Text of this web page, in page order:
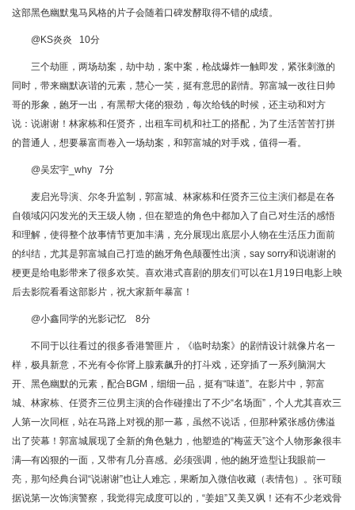
这部黑色幽默鬼马风格的片子会随着口碑发酵取得不错的成绩。
@KS炎炎 10分
三个劫匪，两场劫案，劫中劫，案中案，枪战爆炸一触即发，紧张刺激的
同时，带来幽默诙谐的元素，慧心一笑，挺有意思的剧情。郭富城一改往日帅
哥的形象，龅牙一出，有黑帮大佬的狠劲，每次给钱的时候，还主动和对方
说：说谢谢！林家栋和任贤齐，出租车司机和社工的搭配，为了生活苦苦打拼
的普通人，想要暴富而卷入一场劫案，和郭富城的对手戏，值得一看。
@吴宏宇_why 7分
麦启光导演、尔冬升监制，郭富城、林家栋和任贤齐三位主演们都是在各
自领域闪闪发光的天王级人物，但在塑造的角色中都加入了自己对生活的感悟
和理解，使得整个故事情节更加丰满，充分展现出底层小人物在生活压力面前
的纠结，尤其是郭富城自己打造的龅牙角色颠覆性出演，say sorry和说谢谢的
梗更是给电影带来了很多欢笑。喜欢港式喜剧的朋友们可以在1月19日电影上映
后去影院看看这部影片，祝大家新年暴富！
@小鑫同学的光影记忆 8分
不同于以往看过的很多香港警匪片，《临时劫案》的剧情设计就像片名一
样，极具新意，不光有令你肾上腺素飙升的打斗戏，还穿插了一系列脑洞大
开、黑色幽默的元素，配合BGM，细细一品，挺有“味道”。在影片中，郭富
城、林家栋、任贤齐三位男主演的合作碰撞出了不少“名场面”，个人尤其喜欢三
人第一次同框，站在马路上对视的那一幕，虽然不说话，但那种紧张感仿佛溢
出了荧幕！郭富城展现了全新的角色魅力，他塑造的“梅蓝天”这个人物形象很丰
满—有凶狠的一面，又带有几分喜感。必须强调，他的龅牙造型让我眼前一
亮，那句经典台词“说谢谢”也让人难忘，果断加入微信收藏（表情包）。张可颐
据说第一次饰演警察，我觉得完成度可以的，“姜姐”又美又飒！还有不少老戏骨